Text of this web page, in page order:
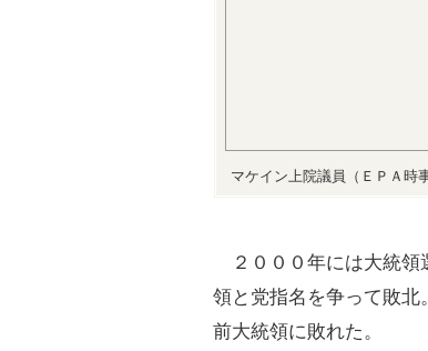
マケイン上院議員（ＥＰＡ時事
２０００年には大統領
領と党指名を争って敗北
前大統領に敗れた。